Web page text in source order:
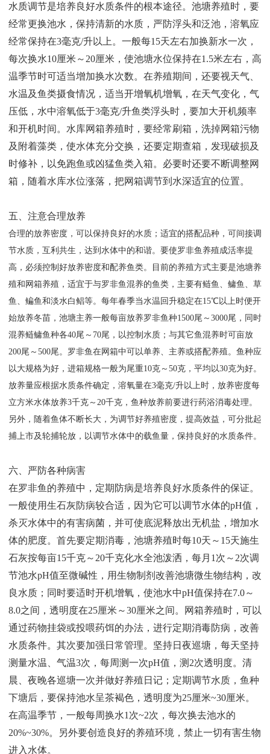
水质调节是培养良好水质条件的根本途径。池塘养殖时，要
经常更换池水，保持清新的水质，严防浮头和泛池，溶氧应
经常保持在3毫克/升以上。一般每15天左右加换新水一次，
每次换水10厘米～20厘米，使池塘水位保持在1.5米左右，高
温季节时可适当增加换水次数。在养殖期间，还要视天气、
水温及鱼类摄食情况，适当开增氧机增氧，在天气变化，气
压低，水中溶氧低于3毫克/升鱼类浮头时，要加大开机频率
和开机时间。水库网箱养殖时，要经常刷箱，洗掉网箱污物
及附着藻类，使水体充分交换，还要定期查箱，发现破损及
时修补，以免跑鱼或凶猛鱼类入箱。必要时还要不断调整网
箱，随着水库水位涨落，把网箱调节到水深适宜的位置。
五、注意合理放养
合理的放养密度，可以保持良好的水质；适宜的搭配品种，可间接调
节水质，互利共生，达到水体中的和谐。要使罗非鱼养殖成活率提
高，必须控制好放养密度和配养鱼类。目前的养殖方式主要是池塘养
殖和网箱养殖，适宜于与罗非鱼混养的鱼类，主要有鲢鱼、鳙鱼、草
鱼、鳊鱼和淡水白鲳等。每年春季当水温回升稳定在15℃以上时便开
始放养冬苗，池塘主养一般每亩放养罗非鱼种1500尾～3000尾，同时
混养鲢鳙鱼种各40尾～70尾，以控制水质；与其它鱼混养时可亩放
200尾～500尾。罗非鱼在网箱中可以单养、主养或搭配养殖。鱼种应
以大规格为好，进箱规格一般为尾重10克～50克，平均以30克为好。
放养量应根据水质条件确定，溶氧量在3毫克/升以上时，放养密度每
立方米水体放养3千克～20千克，鱼种放养前要进行药浴消毒处理。
另外，随着鱼体不断长大，为调节好养殖密度，提高效益，可分批起
捕上市及轮捕轮放，以调节水体中的载鱼量，保持良好的水质条件。
六、严防各种病害
在罗非鱼的养殖中，定期防病是培养良好水质条件的保证。
一般使用生石灰防病较合适，因为它可以调节水体的pH值，
杀灭水体中的有害病菌，并可使底泥释放出无机盐，增加水
体的肥度。首先要定期消毒，池塘养殖时每10天～15天施生
石灰按每亩15千克～20千克化水全池泼洒，每月1次～2次调
节池水pH值至微碱性，用生物制剂改善池塘微生物结构，改
良水质；同时要适时开机增氧，使池水中pH值保持在7.0～
8.0之间，透明度在25厘米～30厘米之间。网箱养殖时，可以
通过药物挂袋或投喂药饵的办法，进行定期消毒防病，改善
水质条件。其次要加强日常管理。坚持日夜巡塘，每天坚持
测量水温、气温3次，每周测一次pH值，测2次透明度。清
晨、夜晚各巡塘一次并做好养殖日记；定期调节水质，鱼种
下塘后，要保持池水呈茶褐色，透明度为25厘米~30厘米。
在高温季节，一般每周换水1次~2次，每次换去池水的
20%~30%。另外要创造良好的养殖环境，禁止一切有害生物
进入水体。